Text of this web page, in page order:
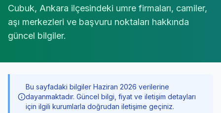
Cubuk, Ankara ilçesindeki umre firmaları, camiler,
aşı merkezleri ve başvuru noktaları hakkında
güncel bilgiler.
Bu sayfadaki bilgiler Haziran 2026 verilerine
dayanmaktadır. Güncel bilgi, fiyat ve iletişim detayları
için ilgili kurumlarla doğrudan iletişime geçiniz.